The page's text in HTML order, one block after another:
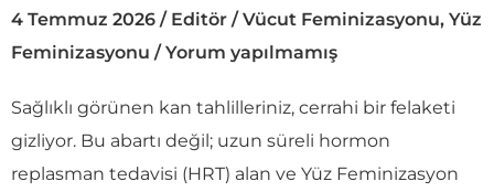
4 Temmuz 2026 / Editör / Vücut Feminizasyonu, Yüz
Feminizasyonu / Yorum yapılmamış
Sağlıklı görünen kan tahlilleriniz, cerrahi bir felaketi
gizliyor. Bu abartı değil; uzun süreli hormon
replasman tedavisi (HRT) alan ve Yüz Feminizasyon